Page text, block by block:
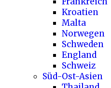
Kroatien
Malta
Norwegen
Schweden
England
Schweiz
Süd-Ost-Asien